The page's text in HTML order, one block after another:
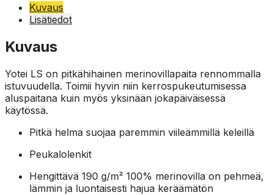
Kuvaus
Lisätiedot
Kuvaus
Yotei LS on pitkähihainen merinovillapaita rennommalla
istuvuudella. Toimii hyvin niin kerrospukeutumisessa
aluspaitana kuin myös yksinään jokapäiväisessä
käytössä.
Pitkä helma suojaa paremmin viileämmillä keleillä
Peukalolenkit
Hengittävä 190 g/m² 100% merinovilla on pehmeä,
lämmin ja luontaisesti hajua keräämätön